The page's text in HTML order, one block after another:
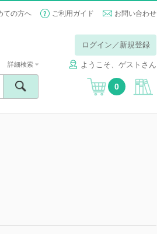
ての方へ ご利用ガイド お問い合わせ
ログイン／新規登録
ようこそ、ゲストさん
詳細検索
0